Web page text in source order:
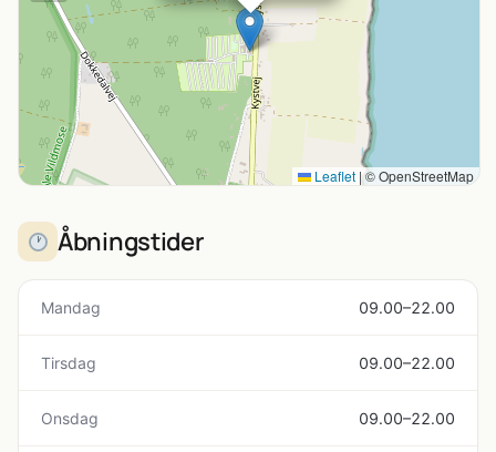
Leaflet |© OpenStreetMap
Åbningstider
Mandag 09.00–22.00
Tirsdag 09.00–22.00
Onsdag 09.00–22.00